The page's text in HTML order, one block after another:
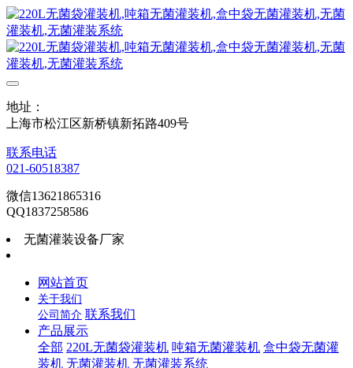
地址：
上海市松江区新桥镇新拓路409号
联系电话
021-60518387
微信13621865316
QQ1837258586
无菌灌装设备厂家
网站首页
关于我们
公司简介 联系我们
产品展示
全部 220L无菌袋灌装机 吨箱无菌灌装机 盒中袋无菌灌
装机 无菌灌装机 无菌灌装系统